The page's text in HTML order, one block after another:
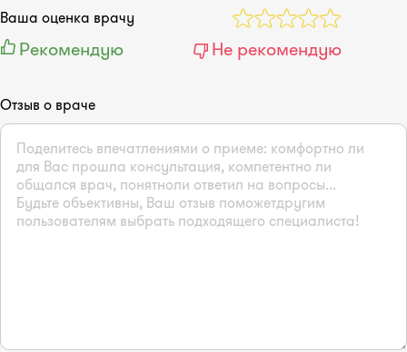
Ваша оценка врачу
Рекомендую Не рекомендую
Отзыв о враче